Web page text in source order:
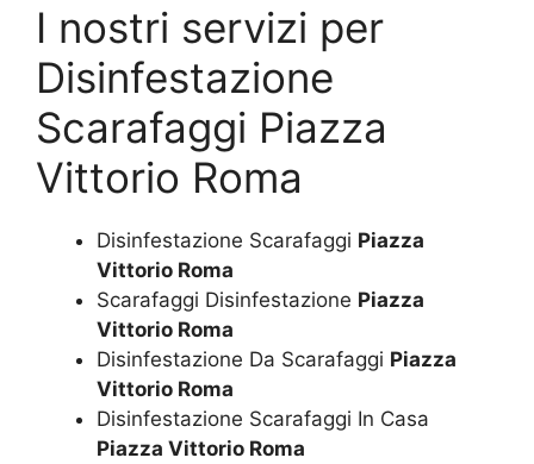
I nostri servizi per
Disinfestazione
Scarafaggi Piazza
Vittorio Roma
Disinfestazione Scarafaggi Piazza
Vittorio Roma
Scarafaggi Disinfestazione Piazza
Vittorio Roma
Disinfestazione Da Scarafaggi Piazza
Vittorio Roma
Disinfestazione Scarafaggi In Casa
Piazza Vittorio Roma